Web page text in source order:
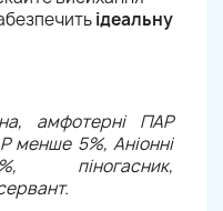
ідеальну
амфотерні ПАР
менше 5%, Аніонні